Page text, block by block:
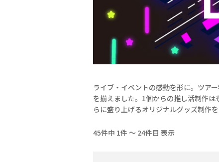
ライブ・イベントの感動を形に。ツア
を揃えました。1個からの推し活制作
らに盛り上げるオリジナルグッズ制作を
45件中 1件 ～ 24件目 表示